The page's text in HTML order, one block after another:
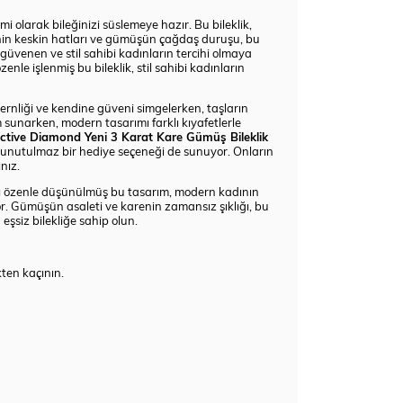
olarak bileğinizi süslemeye hazır. Bu bileklik,
keskin hatları ve gümüşün çağdaş duruşu, bu
ve stil sahibi kadınların tercihi olmaya
işlenmiş bu bileklik, stil sahibi kadınların
ve kendine güveni simgelerken, taşların
modern tasarımı farklı kıyafetlerle
Diamond Yeni 3 Karat Kare Gümüş Bileklik
bir hediye seçeneği de sunuyor. Onların
düşünülmüş bu tasarım, modern kadının
Gümüşün asaleti ve karenin zamansız şıklığı, bu
bilekliğe sahip olun.
kaçının.